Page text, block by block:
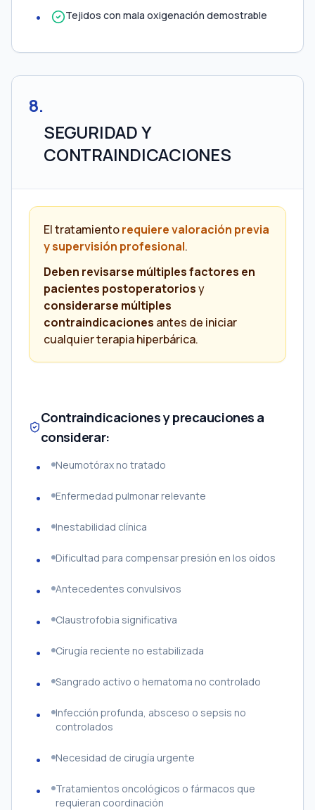
Tejidos con mala oxigenación demostrable
8.
SEGURIDAD Y
CONTRAINDICACIONES
El tratamientorequiere valoración previa
y supervisión profesional.
Deben revisarse múltiples factores en
pacientes postoperatoriosy
considerarse múltiples
contraindicaciones antes de iniciar
cualquier terapia hiperbárica.
Contraindicaciones y precauciones a
considerar:
Neumotórax no tratado
Enfermedad pulmonar relevante
Inestabilidad clínica
Dificultad para compensar presión en los oídos
Antecedentes convulsivos
Claustrofobia significativa
Cirugía reciente no estabilizada
Sangrado activo o hematoma no controlado
Infección profunda, absceso o sepsis no
controlados
Necesidad de cirugía urgente
Tratamientos oncológicos o fármacos que
requieran coordinación